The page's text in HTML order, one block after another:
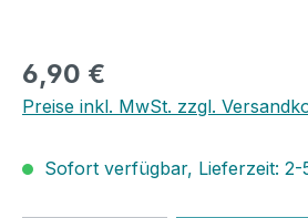
6,90 €
Preise inkl. MwSt. zzgl.
Sofort verfügbar, Lieferzeit: 2-